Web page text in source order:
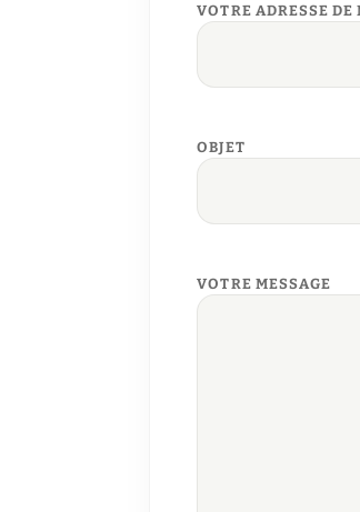
VOTRE ADRESSE
OBJET
VOTRE MESSAGE